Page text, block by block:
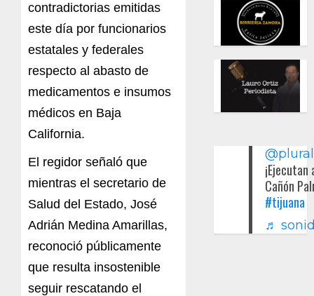
contradictorias emitidas
este día por funcionarios
estatales y federales
respecto al abasto de
medicamentos e insumos
médicos en Baja
California.
El regidor señaló que
mientras el secretario de
Salud del Estado, José
Adrián Medina Amarillas,
reconoció públicamente
que resulta insostenible
seguir rescatando el
Cañón
#tijuana
♬